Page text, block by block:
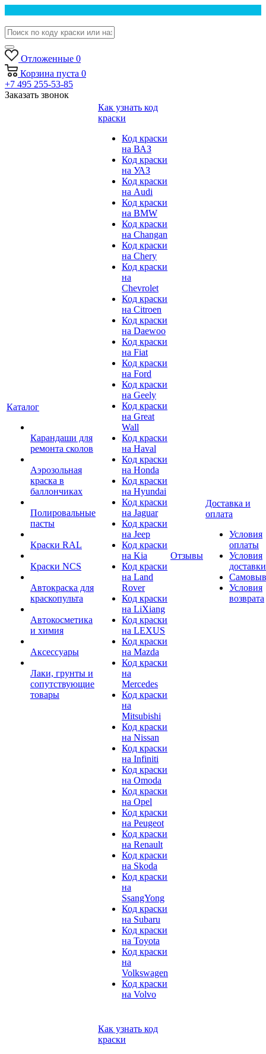
Отложенные 0
Корзина пуста 0
+7 495 255-53-85
Заказать звонок
Каталог
Карандаши для
ремонта сколов
Аэрозольная
краска в
баллончиках
Полировальные
пасты
Краски RAL
Краски NCS
Автокраска для
краскопульта
Автокосметика
и химия
Аксессуары
Лаки, грунты и
сопутствующие
товары
Как узнать код
краски
Код краски
на ВАЗ
Код краски
на УАЗ
Код краски
на Audi
Код краски
на BMW
Код краски
на Changan
Код краски
на Chery
Код краски
на
Chevrolet
Код краски
на Citroen
Код краски
на Daewoo
Код краски
на Fiat
Код краски
на Ford
Код краски
на Geely
Код краски
на Great
Wall
Код краски
на Haval
Код краски
на Honda
Код краски
на Hyundai
Код краски
на Jaguar
Код краски
на Jeep
Код краски
на Kia
Код краски
на Land
Rover
Код краски
на LiXiang
Код краски
на LEXUS
Код краски
на Mazda
Код краски
на
Mercedes
Код краски
на
Mitsubishi
Код краски
на Nissan
Код краски
на Infiniti
Код краски
на Omoda
Код краски
на Opel
Код краски
на Peugeot
Код краски
на Renault
Код краски
на Skoda
Код краски
на
SsangYong
Код краски
на Subaru
Код краски
на Toyota
Код краски
на
Volkswagen
Код краски
на Volvo
Отзывы
Доставка и
оплата
Условия
оплаты
Условия
доставки
Условия
возврата
Как узнать код
краски